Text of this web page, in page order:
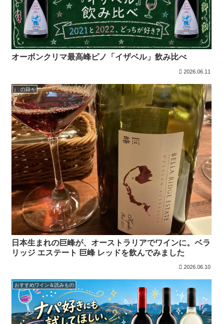
オーボンクリマ最高峰ピノ「イザベル」飲み比べ
2026.06.11
j の日々
日本生まれの巨峰が、オーストラリアでワインに。ベラ
リッジ エステート 巨峰 レッドを飲んでみました
2026.06.10
おすすめワイン＆読みもの